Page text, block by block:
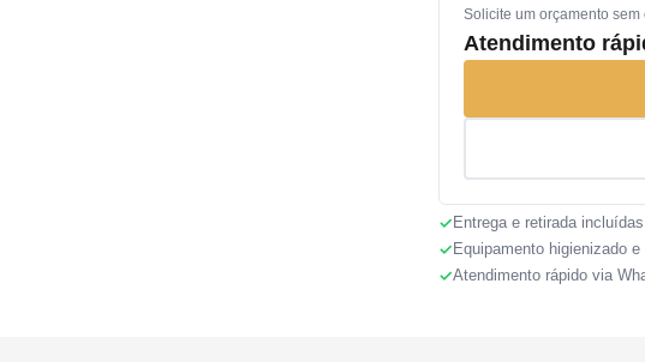
Solicite um orçamento sem
Atendimento
Entrega e retirada incluídas
Equipamento higienizado
Atendimento rápido via